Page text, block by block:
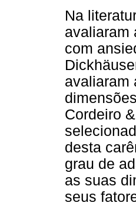
Na
avaliaram
com
avaliaram
Cordeiro
desta
grau de
as suas
seus